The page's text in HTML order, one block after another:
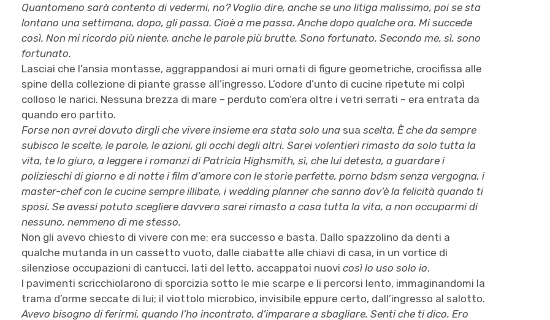
Quantomeno sarà contento di vedermi, no? Voglio dire, anche se uno litiga malissimo, poi se sta
lontano una settimana, dopo, gli passa. Cioè a me passa. Anche dopo qualche ora. Mi succede
così. Non mi ricordo più niente, anche le parole più brutte. Sono fortunato. Secondo me, sì, sono
fortunato.
Lasciai che l’ansia montasse, aggrappandosi ai muri ornati di figure geometriche, crocifissa alle
spine della collezione di piante grasse all’ingresso. L’odore d’unto di cucine ripetute mi colpì
colloso le narici. Nessuna brezza di mare – perduto com’era oltre i vetri serrati – era entrata da
quando ero partito.
Forse non avrei dovuto dirgli che vivere insieme era stata solo una sua scelta. È che da sempre
subisco le scelte, le parole, le azioni, gli occhi degli altri. Sarei volentieri rimasto da solo tutta la
vita, te lo giuro, a leggere i romanzi di Patricia Highsmith, sì, che lui detesta, a guardare i
polizieschi di giorno e di notte i film d’amore con le storie perfette, porno bdsm senza vergogna, i
master-chef con le cucine sempre illibate, i wedding planner che sanno dov’è la felicità quando ti
sposi. Se avessi potuto scegliere davvero sarei rimasto a casa tutta la vita, a non occuparmi di
nessuno, nemmeno di me stesso.
Non gli avevo chiesto di vivere con me; era successo e basta. Dallo spazzolino da denti a
qualche mutanda in un cassetto vuoto, dalle ciabatte alle chiavi di casa, in un vortice di
silenziose occupazioni di cantucci, lati del letto, accappatoi nuovicosì lo uso solo io.
I pavimenti scricchiolarono di sporcizia sotto le mie scarpe e li percorsi lento, immaginandomi la
trama d’orme seccate di lui; il viottolo microbico, invisibile eppure certo, dall’ingresso al salotto.
Avevo bisogno di ferirmi, quando l’ho incontrato, d’imparare a sbagliare. Senti che ti dico. Ero